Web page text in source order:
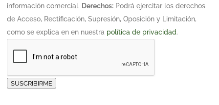
información comercial. Derechos: Podrá ejercitar los derechos
de Acceso, Rectificación, Supresión, Oposición y Limitación,
como se explica en en nuestra política de privacidad.
SUSCRIBIRME